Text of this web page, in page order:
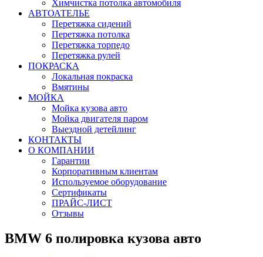
Химчистка потолка автомобиля
АВТОАТЕЛЬЕ
Перетяжка сидений
Перетяжка потолка
Перетяжка торпедо
Перетяжка рулей
ПОКРАСКА
Локальная покраска
Вмятины
МОЙКА
Мойка кузова авто
Мойка двигателя паром
Выездной детейлинг
КОНТАКТЫ
О КОМПАНИИ
Гарантии
Корпоративным клиентам
Используемое оборудование
Сертификаты
ПРАЙС-ЛИСТ
Отзывы
BMW 6 полировка кузова авто